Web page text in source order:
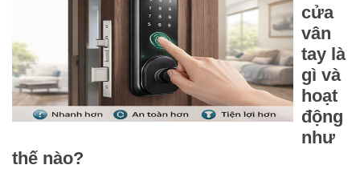
cửa
vân
tay là
gì và
hoạt
động
như
thế nào?